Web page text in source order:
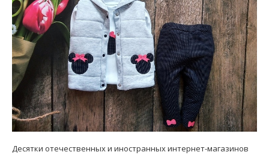
Десятки отечественных и иностранных интернет-магазинов